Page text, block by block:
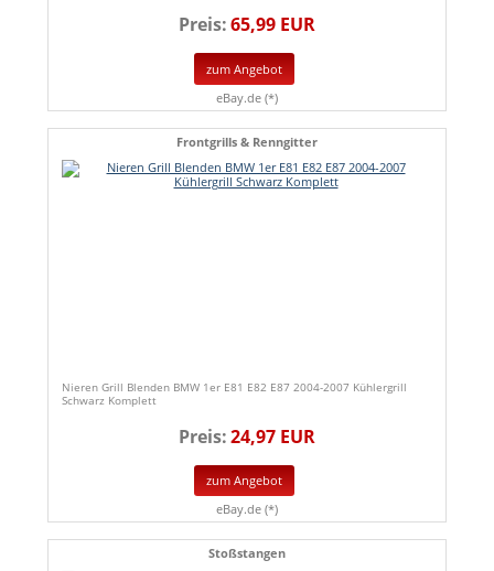
Preis:65,99 EUR
zum Angebot
eBay.de (*)
Frontgrills & Renngitter
Nieren Grill Blenden BMW 1er E81 E82 E87 2004-2007 Kühlergrill
Schwarz Komplett
Preis:24,97 EUR
zum Angebot
eBay.de (*)
Stoßstangen